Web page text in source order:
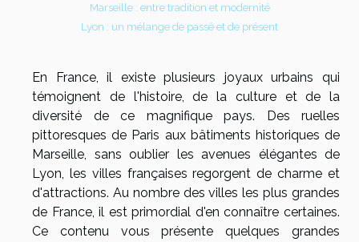
Marseille : entre tradition et modernité
Lyon : un mélange de passé et de présent
En France, il existe plusieurs joyaux urbains qui
témoignent de l'histoire, de la culture et de la
diversité de ce magnifique pays. Des ruelles
pittoresques de Paris aux bâtiments historiques de
Marseille, sans oublier les avenues élégantes de
Lyon, les villes françaises regorgent de charme et
d'attractions. Au nombre des villes les plus grandes
de France, il est primordial d'en connaître certaines.
Ce contenu vous présente quelques grandes